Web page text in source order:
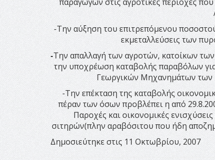
-Την αύξηση του επιτρεπόμενου
εκμεταλλεύσεις των
-Την απαλλαγή των αγροτών, κατοίκων
την υποχρέωση καταβολής παραβόλων
Γεωργικών Μηχανημάτων των
-Την επέκταση της καταβολής
πέραν των όσων προβλέπει η από
Παροχές και οικονομικές
σιτηρών(πλην αραβόσιτου που ήδη
Δημοσιεύτηκε στις 11 Οκτωβρίου, 2007